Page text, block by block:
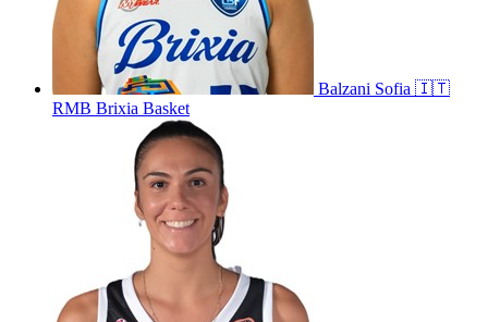
Balzani Sofia 🇮🇹
RMB Brixia Basket